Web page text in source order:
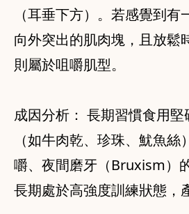
（耳垂下方）。若感覺到
向外突出的肌肉塊，且放鬆
則屬於咀嚼肌型。
成因分析： 長期習慣食用
（如牛肉乾、珍珠、魷魚
嚼、夜間磨牙（Bruxism）
長期處於高強度訓練狀態，